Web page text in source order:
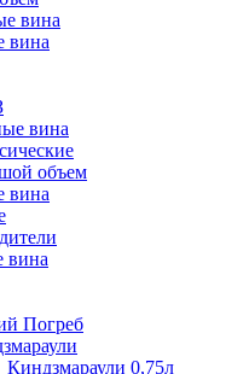
вина
вина
вина
объем
вина
вина
Погреб
Киндзмараули 0,75л